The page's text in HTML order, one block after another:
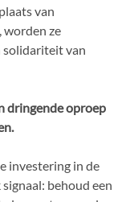
van
worden ze
solidariteit van
dringende oproep
investering in de
behoud een